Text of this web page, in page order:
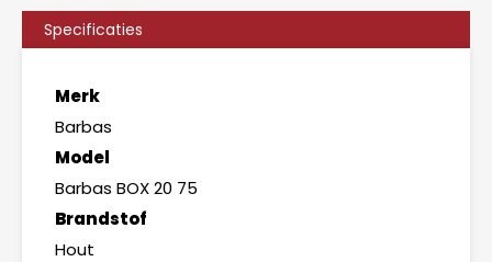
Specificaties
Merk
Barbas
Model
Barbas BOX 20 75
Brandstof
Hout